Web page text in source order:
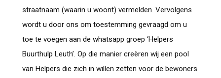
straatnaam (waarin u woont) vermelden. Vervolgens
wordt u door ons om toestemming gevraagd om u
toe te voegen aan de whatsapp groep ‘Helpers
Buurthulp Leuth’. Op die manier creëren wij een pool
van Helpers die zich in willen zetten voor de bewoners